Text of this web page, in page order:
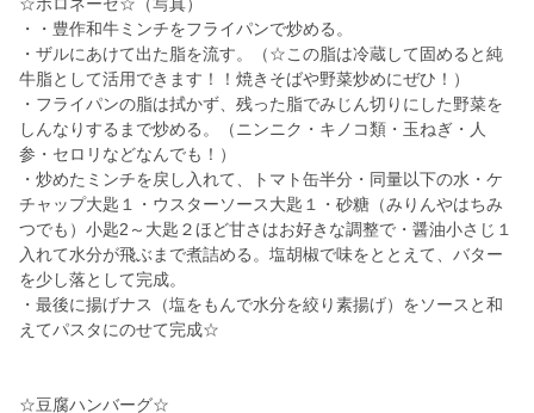
・・豊作和牛ミンチをフライパンで炒める。
・ザルにあけて出た脂を流す。（☆この脂は冷蔵して固めると純
牛脂として活用できます！！焼きそばや野菜炒めにぜひ！）
・フライパンの脂は拭かず、残った脂でみじん切りにした野菜を
しんなりするまで炒める。（ニンニク・キノコ類・玉ねぎ・人
参・セロリなどなんでも！）
・炒めたミンチを戻し入れて、トマト缶半分・同量以下の水・ケ
チャップ大匙１・ウスターソース大匙１・砂糖（みりんやはちみ
つでも）小匙2～大匙２ほど甘さはお好きな調整で・醤油小さじ１
入れて水分が飛ぶまで煮詰める。塩胡椒で味をととえて、バター
を少し落として完成。
・最後に揚げナス（塩をもんで水分を絞り素揚げ）をソースと和
えてパスタにのせて完成☆
☆豆腐ハンバーグ☆